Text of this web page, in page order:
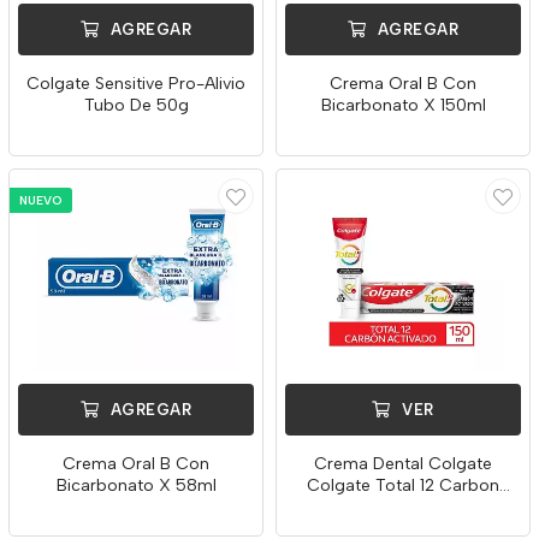
AGREGAR
Colgate Sensitive Pro-Alivio
Tubo De 50g
AGREGAR
Crema Oral B Con
Bicarbonato X 150ml
NUEVO
AGREGAR
Crema Oral B Con
Bicarbonato X 58ml
VER
Crema Dental Colgate
Colgate Total 12 Carbon